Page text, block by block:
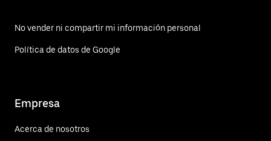
No vender ni compartir mi información personal
Política de datos de Google
Empresa
Acerca de nosotros